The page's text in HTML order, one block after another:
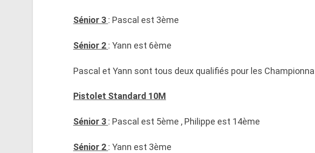
Sénior 3 : Pascal est 3ème
Sénior 2 : Yann est 6ème
Pascal et Yann sont tous deux qualifiés pour les
Pistolet Standard 10M
Sénior 3 : Pascal est 5ème , Philippe est 14ème
Sénior 2 : Yann est 3ème